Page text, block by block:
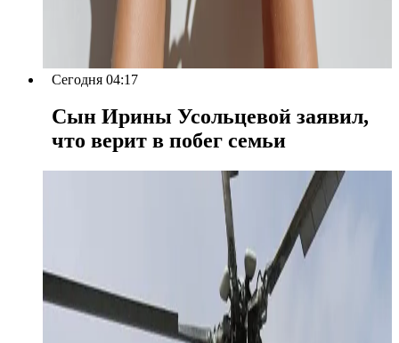
Сегодня 04:17
Сын Ирины Усольцевой заявил,
что верит в побег семьи